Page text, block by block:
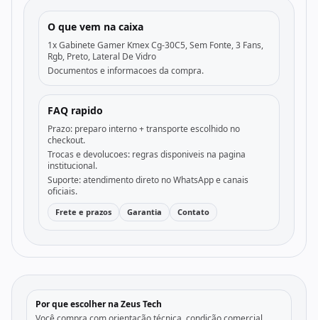
O que vem na caixa
1x Gabinete Gamer Kmex Cg-30C5, Sem Fonte, 3 Fans,
Rgb, Preto, Lateral De Vidro
Documentos e informacoes da compra.
FAQ rapido
Prazo: preparo interno + transporte escolhido no
checkout.
Trocas e devolucoes: regras disponiveis na pagina
institucional.
Suporte: atendimento direto no WhatsApp e canais
oficiais.
Frete e prazos Garantia Contato
Por que escolher na Zeus Tech